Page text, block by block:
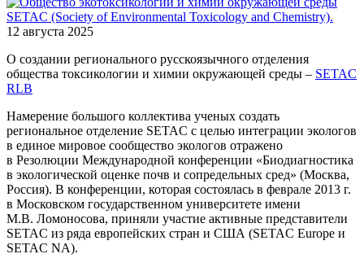
12 августа 2025
О создании регионального русскоязычного отделения
общества токсикологии и химии окружающей среды – SETAC
RLB
Намерение большого коллектива ученых создать
региональное отделение SETAC с целью интеграции экологов
в единое мировое сообщество экологов отражено
в Резолюции Международной конференции «Биодиагностика
в экологической оценке почв и сопредельных сред» (Москва,
Россия). В конференции, которая состоялась в феврале 2013 г.
в Московском государственном университете имени
М.В. Ломоносова, приняли участие активные представители
SETAC из ряда европейских стран и США (SETAC Europe и
SETAC NA).